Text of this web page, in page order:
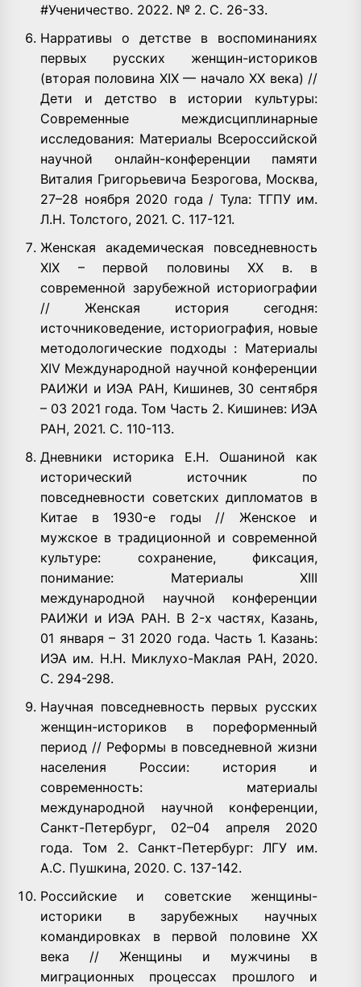
#Ученичество. 2022. № 2. С. 26-33.
Нарративы о детстве в воспоминаниях
первых русских женщин-историков
(вторая половина XIX — начало ХХ века) //
Дети и детство в истории культуры:
Современные междисциплинарные
исследования: Материалы Всероссийской
научной онлайн-конференции памяти
Виталия Григорьевича Безрогова, Москва,
27–28 ноября 2020 года / Тула: ТГПУ им.
Л.Н. Толстого, 2021. С. 117-121.
Женская академическая повседневность
XIX – первой половины ХХ в. в
современной зарубежной историографии
// Женская история сегодня:
источниковедение, историография, новые
методологические подходы : Материалы
XIV Международной научной конференции
РАИЖИ и ИЭА РАН, Кишинев, 30 сентября
– 03 2021 года. Том Часть 2. Кишинев: ИЭА
РАН, 2021. С. 110-113.
Дневники историка Е.Н. Ошаниной как
исторический источник по
повседневности советских дипломатов в
Китае в 1930-е годы // Женское и
мужское в традиционной и современной
культуре: сохранение, фиксация,
понимание: Материалы XIII
международной научной конференции
РАИЖИ и ИЭА РАН. В 2-х частях, Казань,
01 января – 31 2020 года. Часть 1. Казань:
ИЭА им. Н.Н. Миклухо-Маклая РАН, 2020.
С. 294-298.
Научная повседневность первых русских
женщин-историков в пореформенный
период // Реформы в повседневной жизни
населения России: история и
современность: материалы
международной научной конференции,
Санкт-Петербург, 02–04 апреля 2020
года. Том 2. Санкт-Петербург: ЛГУ им.
А.С. Пушкина, 2020. С. 137-142.
Российские и советские женщины-
историки в зарубежных научных
командировках в первой половине ХХ
века // Женщины и мужчины в
миграционных процессах прошлого и